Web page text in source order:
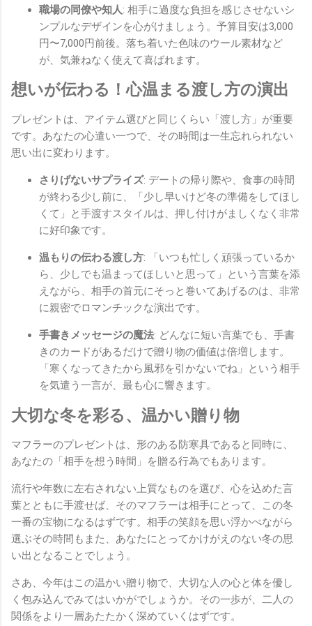
職場の同僚や知人: 相手に過度な負担を感じさせないシ
ンプルなデザインを心がけましょう。予算目安は3,000
円〜7,000円前後。落ち着いた色味のウール素材など
が、気兼ねなく使えて喜ばれます。
想いが伝わる！心温まる渡し方の演出
プレゼントは、アイテム選びと同じくらい「渡し方」が重要
です。あなたの心遣い一つで、その時間は一生忘れられない
思い出に変わります。
さりげないサプライズ: デートの帰り際や、食事の時間
が終わる少し前に、「少し早いけど冬の準備をしてほし
くて」と手渡すスタイルは、押し付けがましくなく非常
に好印象です。
温もりの伝わる渡し方: 「いつも忙しく頑張っているか
ら、少しでも温まってほしいと思って」という言葉を添
えながら、相手の首元にそっと巻いてあげるのは、非常
に親密でロマンチックな演出です。
手書きメッセージの魔法: どんなに短い言葉でも、手書
きのカードがあるだけで贈り物の価値は倍増します。
「寒くなってきたから風邪を引かないでね」という相手
を気遣う一言が、最も心に響きます。
大切な冬を彩る、温かい贈り物
マフラーのプレゼントは、形のある防寒具であると同時に、
あなたの「相手を想う時間」を贈る行為でもあります。
流行や年数に左右されない上質なものを選び、心を込めた言
葉とともに手渡せば、そのマフラーは相手にとって、この冬
一番の宝物になるはずです。相手の笑顔を思い浮かべながら
選ぶその時間もまた、あなたにとってかけがえのない冬の思
い出となることでしょう。
さあ、今年はこの温かい贈り物で、大切な人の心と体を優し
く包み込んでみてはいかがでしょうか。その一歩が、二人の
関係をより一層あたたかく深めていくはずです。